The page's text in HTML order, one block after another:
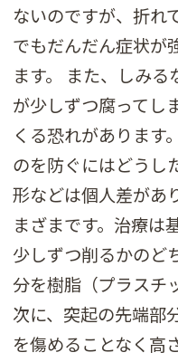
ないのですが、折れ
でもだんだん症状が
ます。 また、しみ
が少しずつ腐ってし
くる恐れがありま
のを防ぐにはどうし
形などは個人差があ
まざまです。治療は
少しずつ削るかのど
分を樹脂（プラスチ
次に、突起の先端部
を傷めることなく高